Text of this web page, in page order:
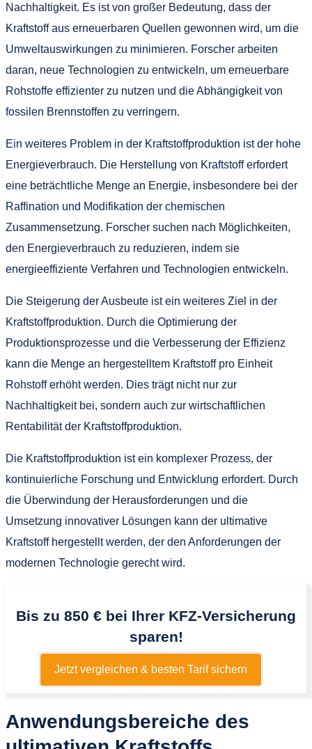
Nachhaltigkeit. Es ist von großer Bedeutung, dass der
Kraftstoff aus erneuerbaren Quellen gewonnen wird, um die
Umweltauswirkungen zu minimieren. Forscher arbeiten
daran, neue Technologien zu entwickeln, um erneuerbare
Rohstoffe effizienter zu nutzen und die Abhängigkeit von
fossilen Brennstoffen zu verringern.
Ein weiteres Problem in der Kraftstoffproduktion ist der hohe
Energieverbrauch. Die Herstellung von Kraftstoff erfordert
eine beträchtliche Menge an Energie, insbesondere bei der
Raffination und Modifikation der chemischen
Zusammensetzung. Forscher suchen nach Möglichkeiten,
den Energieverbrauch zu reduzieren, indem sie
energieeffiziente Verfahren und Technologien entwickeln.
Die Steigerung der Ausbeute ist ein weiteres Ziel in der
Kraftstoffproduktion. Durch die Optimierung der
Produktionsprozesse und die Verbesserung der Effizienz
kann die Menge an hergestelltem Kraftstoff pro Einheit
Rohstoff erhöht werden. Dies trägt nicht nur zur
Nachhaltigkeit bei, sondern auch zur wirtschaftlichen
Rentabilität der Kraftstoffproduktion.
Die Kraftstoffproduktion ist ein komplexer Prozess, der
kontinuierliche Forschung und Entwicklung erfordert. Durch
die Überwindung der Herausforderungen und die
Umsetzung innovativer Lösungen kann der ultimative
Kraftstoff hergestellt werden, der den Anforderungen der
modernen Technologie gerecht wird.
Bis zu 850 € bei Ihrer KFZ-Versicherung
sparen!
Jetzt vergleichen & besten Tarif sichern
Anwendungsbereiche des